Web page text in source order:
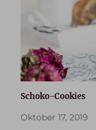
Schoko-Cookies
Oktober 17, 2019